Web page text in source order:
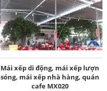
Mái xếp di động, mái xếp lượn
sóng, mái xếp nhà hàng, quán
cafe MX020